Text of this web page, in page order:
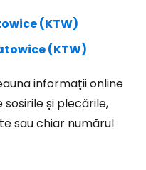
(KTW)
(KTW)
informații online
și plecările,
sau chiar numărul